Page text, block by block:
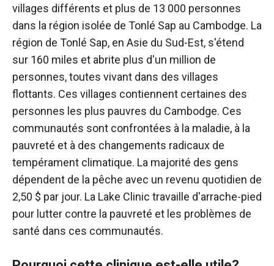
villages différents et plus de 13 000 personnes
dans la région isolée de Tonlé Sap au Cambodge. La
région de Tonlé Sap, en Asie du Sud-Est, s'étend
sur 160 miles et abrite plus d'un million de
personnes, toutes vivant dans des villages
flottants. Ces villages contiennent certaines des
personnes les plus pauvres du Cambodge. Ces
communautés sont confrontées à la maladie, à la
pauvreté et à des changements radicaux de
tempérament climatique. La majorité des gens
dépendent de la pêche avec un revenu quotidien de
2,50 $ par jour. La Lake Clinic travaille d'arrache-pied
pour lutter contre la pauvreté et les problèmes de
santé dans ces communautés.